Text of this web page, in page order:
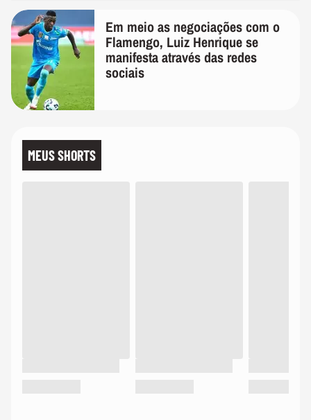
Em meio as negociações com o
Flamengo, Luiz Henrique se
manifesta através das redes
sociais
MEUS SHORTS